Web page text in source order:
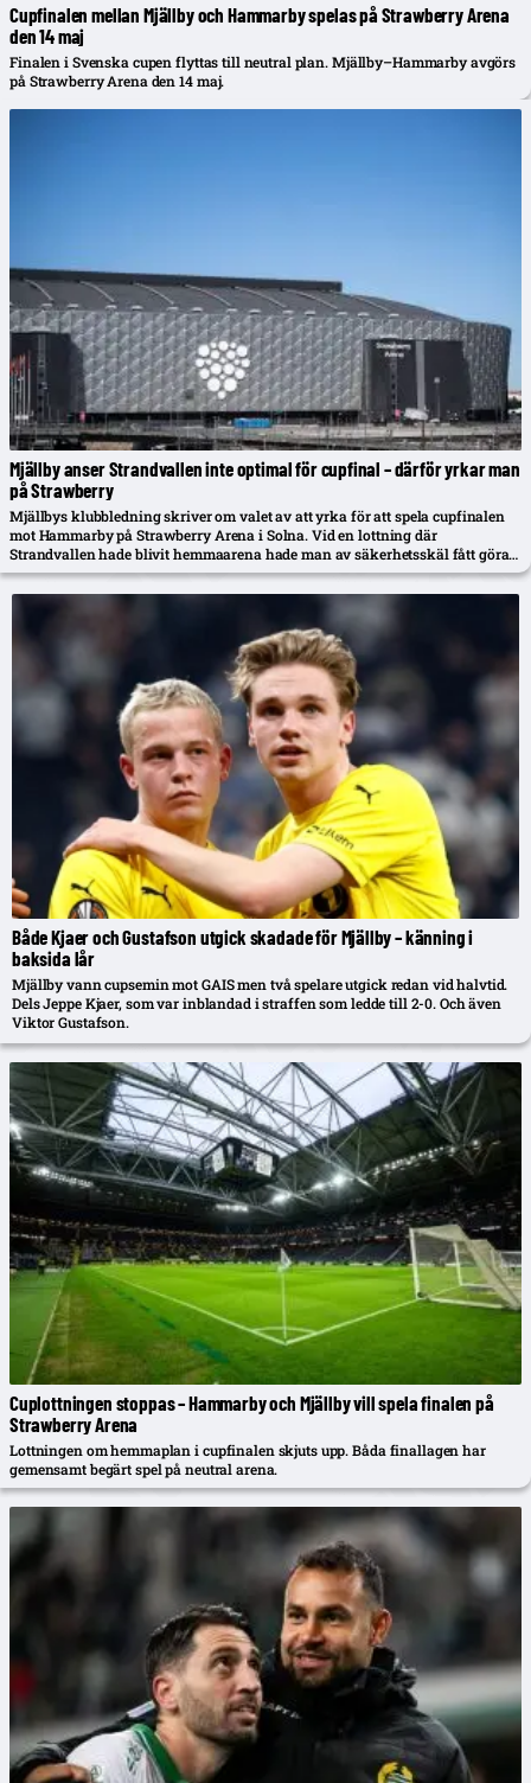
Cupfinalen mellan Mjällby och Hammarby spelas på Strawberry Arena
den 14 maj
Finalen i Svenska cupen flyttas till neutral plan. Mjällby–Hammarby avgörs
på Strawberry Arena den 14 maj.
Mjällby anser Strandvallen inte optimal för cupfinal – därför yrkar man
på Strawberry
Mjällbys klubbledning skriver om valet av att yrka för att spela cupfinalen
mot Hammarby på Strawberry Arena i Solna. Vid en lottning där
Strandvallen hade blivit hemmaarena hade man av säkerhetsskäl fått göra
avspärrningar som minskat kapaciteten.
Både Kjaer och Gustafson utgick skadade för Mjällby – känning i
baksida lår
Mjällby vann cupsemin mot GAIS men två spelare utgick redan vid halvtid.
Dels Jeppe Kjaer, som var inblandad i straffen som ledde till 2-0. Och även
Viktor Gustafson.
Cuplottningen stoppas – Hammarby och Mjällby vill spela finalen på
Strawberry Arena
Lottningen om hemmaplan i cupfinalen skjuts upp. Båda finallagen har
gemensamt begärt spel på neutral arena.